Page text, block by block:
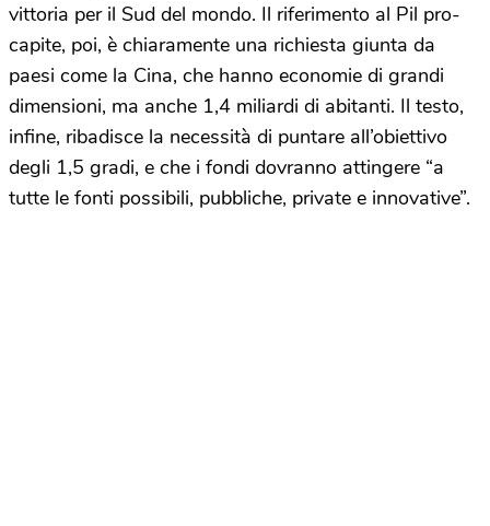
vittoria per il Sud del mondo. Il riferimento al Pil pro-
capite, poi, è chiaramente una richiesta giunta da
paesi come la Cina, che hanno economie di grandi
dimensioni, ma anche 1,4 miliardi di abitanti. Il testo,
infine, ribadisce la necessità di puntare all’obiettivo
degli 1,5 gradi, e che i fondi dovranno attingere “a
tutte le fonti possibili, pubbliche, private e innovative”.